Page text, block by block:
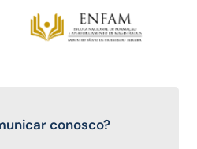
conosco?